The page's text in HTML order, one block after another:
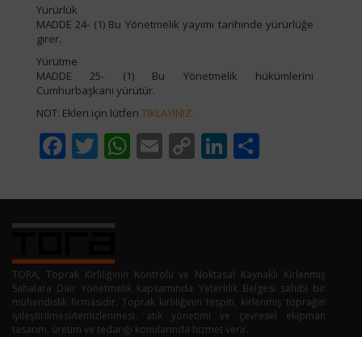
Yürürlük
MADDE 24- (1) Bu Yönetmelik yayımı tarihinde yürürlüğe
girer.
Yürütme
MADDE 25- (1) Bu Yönetmelik hükümlerini
Cumhurbaşkanı yürütür.
NOT: Ekleri için lütfen TIKLAYINIZ.
Facebook
Twitter
WhatsApp
EmailCopyLinkedIn
TORA, Toprak Kirliliğinin Kontrolü ve Noktasal Kaynaklı Kirlenmiş
Sahalara Dair Yönetmelik kapsamında Yeterlilik Belgesi sahibi bir
mühendislik firmasıdır. Toprak kirliliğinin tespiti, kirlenmiş toprağın
iyileştirilmesi/temizlenmesi, atık yönetimi ve çevresel ekipman
tasarım, üretim ve tedariği konularında hizmet verir.